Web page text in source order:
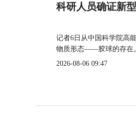
科研人员确证新
记者6日从中国科学院高
物质形态——胶球的存在
2026-08-06 09:47